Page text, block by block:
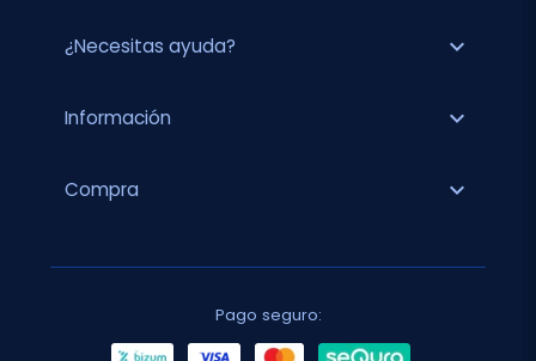
¿Necesitas ayuda? expand_more
Información expand_more
Compra expand_more
Pago seguro: